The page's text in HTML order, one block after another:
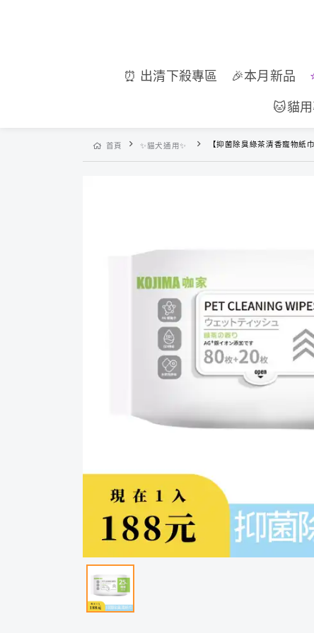
⏰ 出清下殺專區 🎉本月新品
🐱貓
首頁 ✨貓犬通用✨ 【抑菌除臭綠茶清香寵物紙